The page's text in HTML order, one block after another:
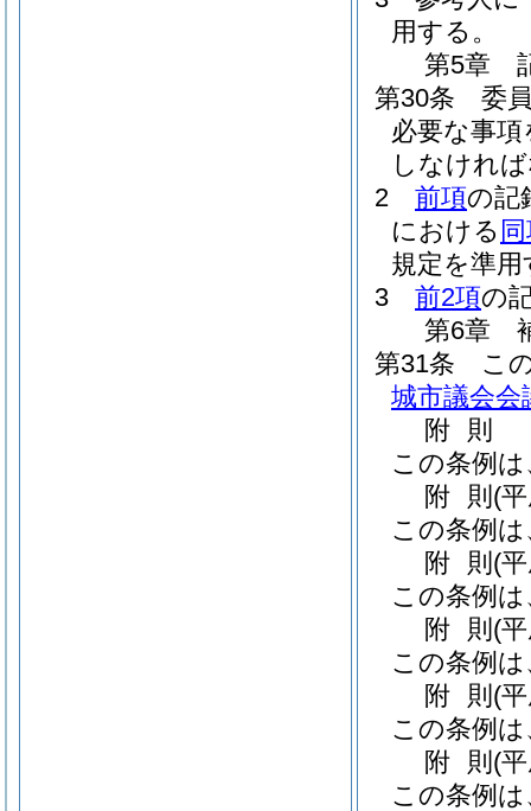
用する。
第5章
第30条
委
必要な事
しなけれ
2
前項の記
における
規定を準用
3
前2項の
第6章
第31条
こ
城市議会会
附 則
この条例
附 則 (
この条例
附 則 (
この条例
附 則 (
この条例
附 則 (
この条例
附 則 (
この条例